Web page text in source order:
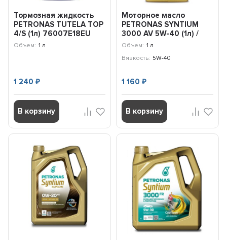
Тормозная жидкость
PETRONAS TUTELA TOP
4/S (1л) 76007E18EU
Объем: 1 л
1 240₽
В корзину
Моторное масло
PETRONAS SYNTIUM
3000 AV 5W-40 (1л) /
70179E18EU
Объем: 1 л
Вязкость: 5W-40
1 160 ₽
В корзину